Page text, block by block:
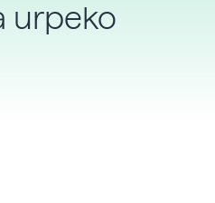
urpeko